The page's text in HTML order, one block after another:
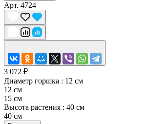
Арт. 4724
3 072 ₽
Диаметр горшка : 12 см
12 см
15 см
Высота растения : 40 см
40 см